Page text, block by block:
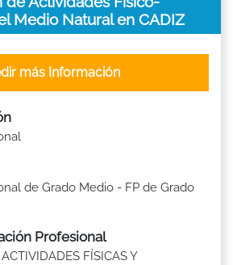
Medio Natural en CADIZ
de Grado Medio - FP de Grado
Profesional
FÍSICAS Y
más Información